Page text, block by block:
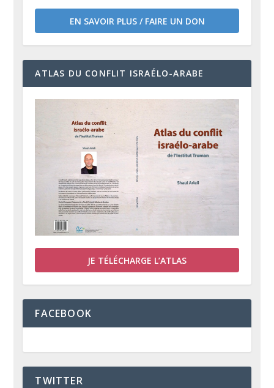
EN SAVOIR PLUS / FAIRE UN DON
ATLAS DU CONFLIT ISRAÉLO-ARABE
JE TÉLÉCHARGE L’ATLAS
FACEBOOK
TWITTER